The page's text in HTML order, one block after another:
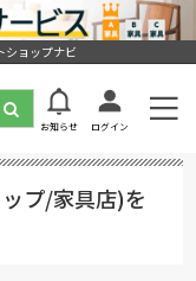
ショップナビ
お知らせ ログイン
プ/家具店)を